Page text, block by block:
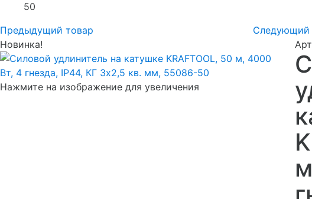
50
Предыдущий товар
Следующий
Новинка!
Нажмите на изображение для увеличения